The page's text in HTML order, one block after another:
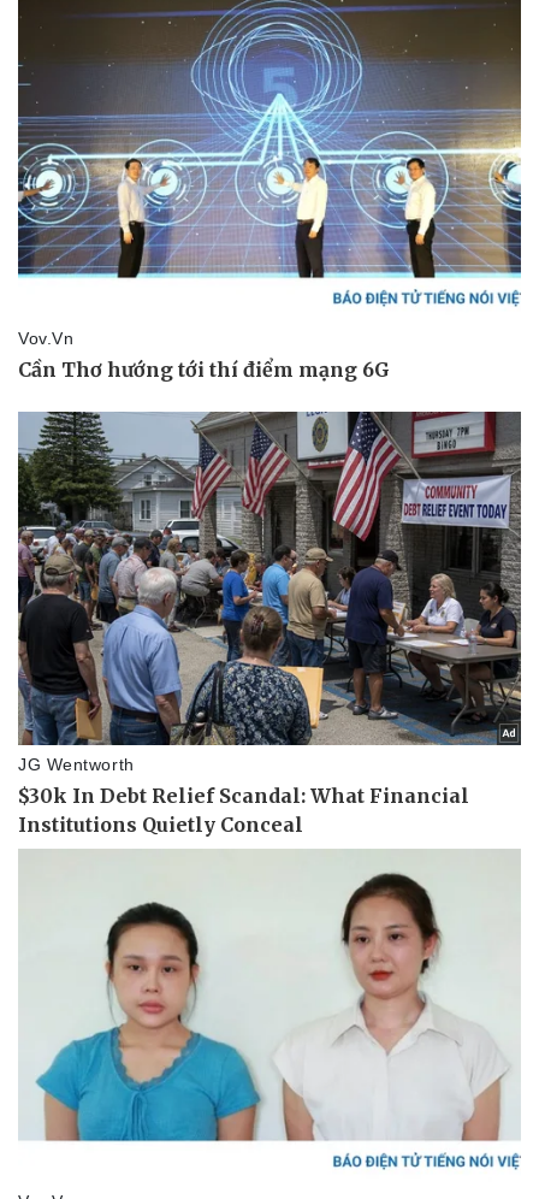
Sức khỏe
Dinh dưỡng - món ngon
Cây thuốc
Sản phụ khoa
Nhi khoa
Làm đẹp - giảm cân
Phòng mạch online
Ăn sạch sống khỏe
Đời sống
Nhà đẹp
Blog
Tình yêu - Gia đình